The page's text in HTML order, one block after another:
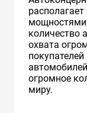
количество
охвата
огромное
миру.